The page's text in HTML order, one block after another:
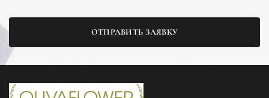
ОТПРАВИТЬ ЗАЯВКУ